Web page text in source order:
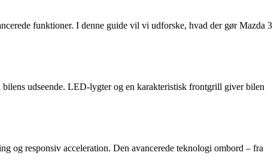
funktioner. I denne guide vil vi udforske, hvad der gør Mazda 3
udseende. LED-lygter og en karakteristisk frontgrill giver bilen
og responsiv acceleration. Den avancerede teknologi ombord – fra